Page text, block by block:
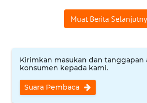
Muat Berita
Kirimkan masukan dan tanggapan
konsumen kepada kami.
Suara Pembaca
WN
SUBANG